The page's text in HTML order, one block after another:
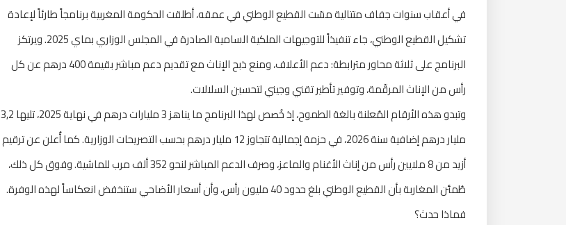
في أعقاب سنوات جفاف متتالية مسّت القطيع الوطني في عمقه، أطلقت الحكومة المغربية برنامجاً طارئاً لإعادة
تشكيل القطيع الوطني، جاء تنفيذاً للتوجيهات الملكية السامية الصادرة في المجلس الوزاري بماي 2025. ويرتكز
البرنامج على ثلاثة محاور مترابطة: دعم الأعلاف، ومنع ذبح الإناث مع تقديم دعم مباشر بقيمة 400 درهم عن كل
رأس من الإناث المرقّمة، وتوفير تأطير تقني وجيني لتحسين السلالات.
وتبدو هذه الأرقام المُعلنة بالغة الطموح، إذ خُصص لهذا البرنامج ما يناهز 3 مليارات درهم في نهاية 2025، تليها 3,2
مليار درهم إضافية سنة 2026، في حزمة إجمالية تتجاوز 12 مليار درهم بحسب التصريحات الوزارية. كما أُعلن عن ترقيم
أزيد من 8 ملايين رأس من إناث الأغنام والماعز، وصرف الدعم المباشر لنحو 352 ألف مرب للماشية. وفوق كل ذلك،
طُمئن المغاربة بأن القطيع الوطني بلغ حدود 40 مليون رأس، وأن أسعار الأضاحي ستنخفض انعكاساً لهذه الوفرة.
فماذا حدث؟